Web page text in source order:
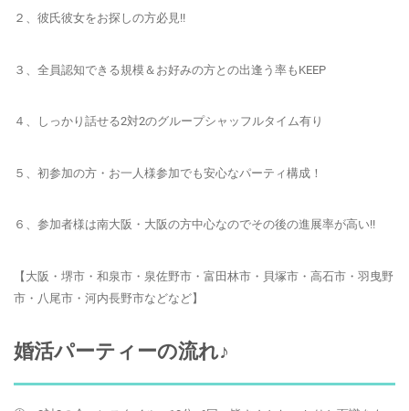
２、彼氏彼女をお探しの方必見!!
３、 全員認知できる規模＆お好みの方との出逢う率もKEEP
４、しっかり話せる2対2のグループシャッフルタイム有り
５、 初参加の方・お一人様参加でも安心なパーティ構成！
６、参加者様は南大阪・大阪の方中心なのでその後の進展率が高い!!
【大阪・堺市・和泉市・泉佐野市・富田林市・貝塚市・高石市・羽曳野
市・八尾市・河内長野市などなど】
婚活パーティーの流れ♪